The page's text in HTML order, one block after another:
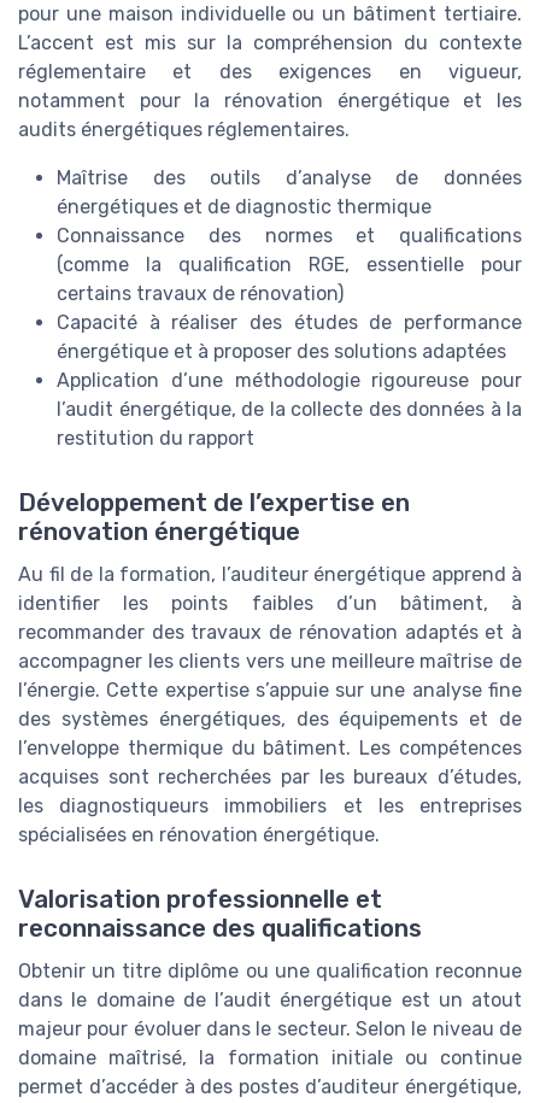
pour une maison individuelle ou un bâtiment tertiaire.
L’accent est mis sur la compréhension du contexte
réglementaire et des exigences en vigueur,
notamment pour la rénovation énergétique et les
audits énergétiques réglementaires.
Maîtrise des outils d’analyse de données
énergétiques et de diagnostic thermique
Connaissance des normes et qualifications
(comme la qualification RGE, essentielle pour
certains travaux de rénovation)
Capacité à réaliser des études de performance
énergétique et à proposer des solutions adaptées
Application d’une méthodologie rigoureuse pour
l’audit énergétique, de la collecte des données à la
restitution du rapport
Développement de l’expertise en
rénovation énergétique
Au fil de la formation, l’auditeur énergétique apprend à
identifier les points faibles d’un bâtiment, à
recommander des travaux de rénovation adaptés et à
accompagner les clients vers une meilleure maîtrise de
l’énergie. Cette expertise s’appuie sur une analyse fine
des systèmes énergétiques, des équipements et de
l’enveloppe thermique du bâtiment. Les compétences
acquises sont recherchées par les bureaux d’études,
les diagnostiqueurs immobiliers et les entreprises
spécialisées en rénovation énergétique.
Valorisation professionnelle et
reconnaissance des qualifications
Obtenir un titre diplôme ou une qualification reconnue
dans le domaine de l’audit énergétique est un atout
majeur pour évoluer dans le secteur. Selon le niveau de
domaine maîtrisé, la formation initiale ou continue
permet d’accéder à des postes d’auditeur énergétique,